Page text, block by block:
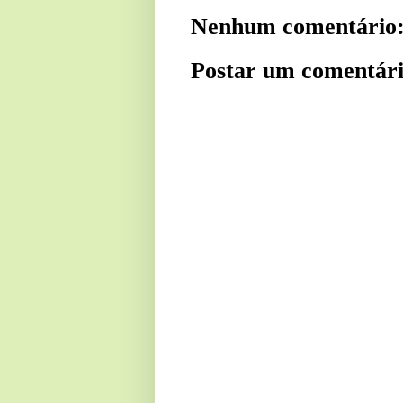
Nenhum
Postar um